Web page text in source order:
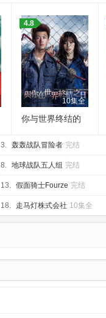
10集全
4.8
你与世界终结的
3. 轰轰战队冒险者 完结
8. 地球战队五人组 完结
13. 假面骑士Fourze 完结
18. 走马灯株式会社 10集全